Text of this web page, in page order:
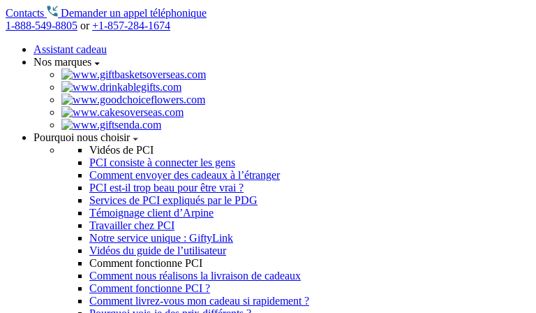
Contacts
Demander un appel téléphonique
1-888-549-8805 or+1-857-284-1674
Assistant cadeau
Nos marques
Pourquoi nous choisir
Vidéos de PCI
PCI consiste à connecter les gens
Comment envoyer des cadeaux à l’étranger
PCI est-il trop beau pour être vrai ?
Services de PCI expliqués par le PDG
Témoignage client d’Arpine
Travailler chez PCI
Notre service unique : GiftyLink
Vidéos du guide de l’utilisateur
Comment fonctionne PCI
Comment nous réalisons la livraison de cadeaux
Comment fonctionne PCI ?
Comment livrez-vous mon cadeau si rapidement ?